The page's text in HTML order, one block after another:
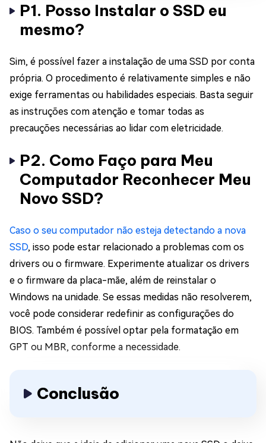
P1. Posso Instalar o SSD eu
mesmo?
Sim, é possível fazer a instalação de uma SSD por conta
própria. O procedimento é relativamente simples e não
exige ferramentas ou habilidades especiais. Basta seguir
as instruções com atenção e tomar todas as
precauções necessárias ao lidar com eletricidade.
P2. Como Faço para Meu
Computador Reconhecer Meu
Novo SSD?
Caso o seu computador não esteja detectando a nova
SSD, isso pode estar relacionado a problemas com os
drivers ou o firmware. Experimente atualizar os drivers
e o firmware da placa-mãe, além de reinstalar o
Windows na unidade. Se essas medidas não resolverem,
você pode considerar redefinir as configurações do
BIOS. Também é possível optar pela formatação em
GPT ou MBR, conforme a necessidade.
Conclusão